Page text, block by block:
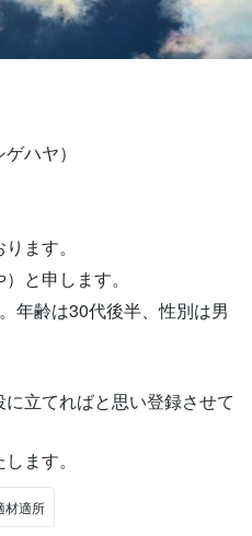
ハヤ）
ます。
と申します。
年齢は30代後半、性別は男
立てればと思い登録させて
ます。
材適所